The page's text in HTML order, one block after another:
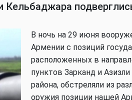
Туризм
Происшествие
Диаспора
İdman
В ночь на 29 июня
Армении с позиций
расположенных в
пунктов Зарканд и
района, обстреляли из
оружия позиции нашей